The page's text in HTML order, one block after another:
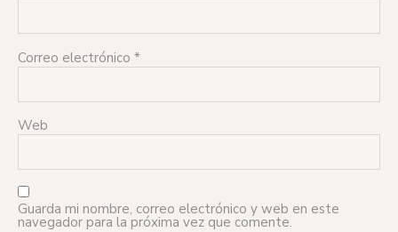
Correo electrónico *
Web
Guarda mi nombre, correo electrónico y web en este
navegador para la próxima vez que comente.